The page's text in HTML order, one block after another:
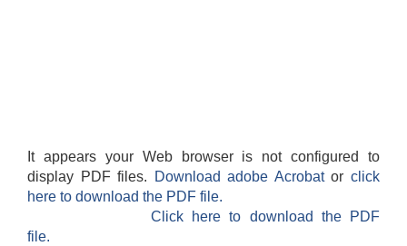
It appears your Web browser is not configured to
display PDF files.
Download adobe Acrobatorclick
here to download the PDF file.
Click here to download the PDF
file.